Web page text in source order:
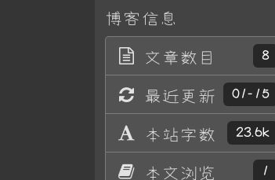
博客信息
文章数目
8
最近更新 01-15
本站字数 23.6k
本文浏览 1